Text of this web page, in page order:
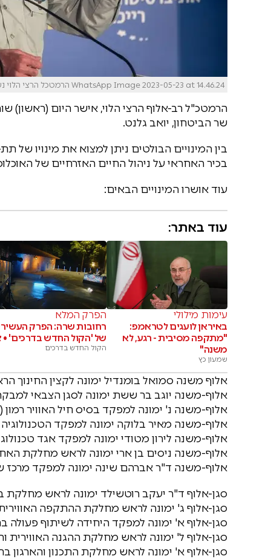
WhatsApp Image 2023-05-23 at 14.46.24 הרמטכל הרצי הלוי נשלח עי דובר צהל
הרמטכ"ל רב-אלוף הרצי הלוי, אישר היום (ראשון)
שר הביטחון, יואב גלנט.
בין המינויים הבולטים ניתן למצוא את מינויו
בכיר האחראי על ניהול החיים האזרחיים של
עוד אושרו המינויים הבאים:
עוד באתר:
עימות מילולי
באיראן לועגים לטראמפ:
"מתקפה מסיבית - רגע, לא
משנה"
שמעון כץ
הפרק המלא
רחובות שרה: הפרק
של 'הקול החדש בדרכים' •
הקול החדש בדרכים
אלוף משנה סמואל בומנדיל ימונה לקצין החינוך
אלוף-משנה יוגב בר ששת ימונה לסגן הצבאי
אלוף-משנה נ' ימונה למפקד בסיס חיל האוויר רמון
אלוף-משנה מאיר בלוקה ימונה למפקד
אלוף-משנה לירון מטודי ימונה למפקד אגד
אלוף-משנה ניסים בן ארי ימונה לראש מחלקת
אלוף-משנה ד"ר אברהם שינה ימונה למפקד מרכז
סגן-אלוף ד"ר יעקב רוטשילד ימונה לראש מחלקת
סגן-אלוף ג' ימונה לראש מחלקת ההתקפה
סגן-אלוף א' ימונה למפקד היחידה לשיתוף פעולה
סגן-אלוף ל' ימונה לראש מחלקת ההגנה האווירית
סגן-אלוף א' ימונה לראש מחלקת התכנון והארגון